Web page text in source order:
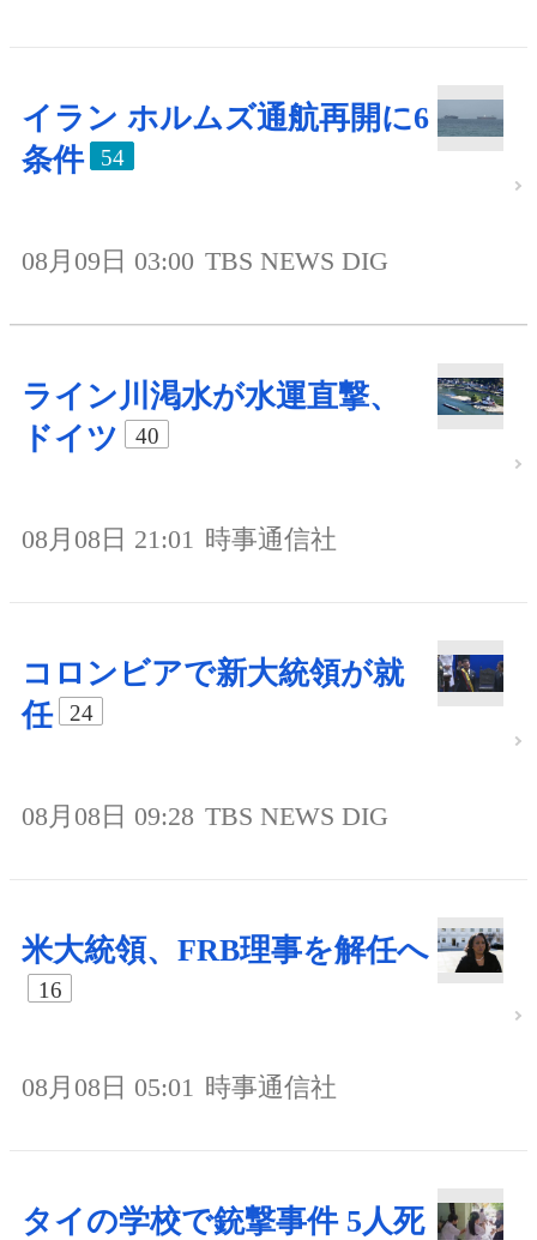
イラン ホルムズ通航再開に6
条件
54
08月09日 03:00 TBS NEWS DIG
ライン川渇水が水運直撃、
ドイツ
40
08月08日 21:01 時事通信社
コロンビアで新大統領が就
任
24
08月08日 09:28 TBS NEWS DIG
米大統領、FRB理事を解任へ
16
08月08日 05:01 時事通信社
タイの学校で銃撃事件 5人死